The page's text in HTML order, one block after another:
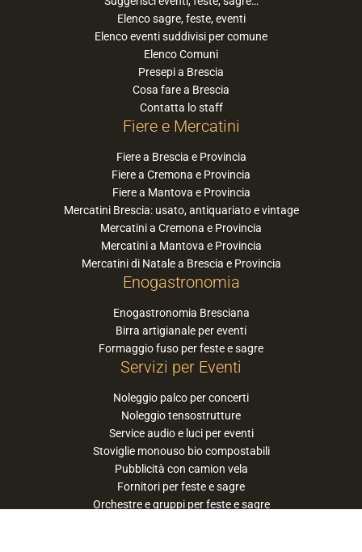
Elenco sagre, feste, eventi
Elenco eventi suddivisi per comune
Elenco Comuni
Presepi a Brescia
Cosa fare a Brescia
Contatta lo staff
Fiere e Mercatini
Fiere a Brescia e Provincia
Fiere a Cremona e Provincia
Fiere a Mantova e Provincia
Mercatini Brescia: usato, antiquariato e vintage
Mercatini a Cremona e Provincia
Mercatini a Mantova e Provincia
Mercatini di Natale a Brescia e Provincia
Enogastronomia
Enogastronomia Bresciana
Birra artigianale per eventi
Formaggio fuso per feste e sagre
Servizi per Eventi
Noleggio palco per concerti
Noleggio tensostrutture
Service audio e luci per eventi
Stoviglie monouso bio compostabili
Pubblicità con camion vela
Fornitori per feste e sagre
Orchestre e gruppi per feste e sagre